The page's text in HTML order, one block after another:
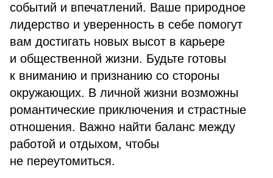
событий и впечатлений. Ваше природное
лидерство и уверенность в себе помогут
вам достигать новых высот в карьере
и общественной жизни. Будьте готовы
к вниманию и признанию со стороны
окружающих. В личной жизни возможны
романтические приключения и страстные
отношения. Важно найти баланс между
работой и отдыхом, чтобы
не переутомиться.